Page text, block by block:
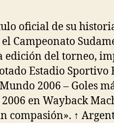
oficial de su
Campeonato
edición del torneo,
Estadio Sportivo
2006 – Goles
en Wayback
compasión». ↑